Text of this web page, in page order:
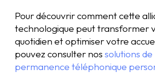
Pour découvrir comment cette
technologique peut transformer
quotidien et optimiser votre
pouvez consulter nos solutions de
permanence téléphonique